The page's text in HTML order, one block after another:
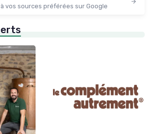
vos sources préférées sur Google